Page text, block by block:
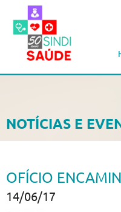
NOTÍCIAS E
OFÍCIO
14/06/17